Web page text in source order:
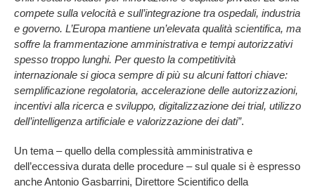
compete sulla velocità e sull’integrazione tra ospedali, industria
e governo. L’Europa mantiene un’elevata qualità scientifica, ma
soffre la frammentazione amministrativa e tempi autorizzativi
spesso troppo lunghi. Per questo la competitività
internazionale si gioca sempre di più su alcuni fattori chiave:
semplificazione regolatoria, accelerazione delle autorizzazioni,
incentivi alla ricerca e sviluppo, digitalizzazione dei trial, utilizzo
dell’intelligenza artificiale e valorizzazione dei dati”.
Un tema – quello della complessità amministrativa e
dell’eccessiva durata delle procedure – sul quale si è espresso
anche Antonio Gasbarrini, Direttore Scientifico della